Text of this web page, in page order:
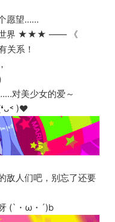
愿望……
世界 ★★★ —— 《
关系！
对美少女的爱～
)♥
敌人们吧，别忘了还要
(`・ω・´)b